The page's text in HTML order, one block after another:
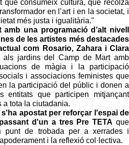
que consumeix cultura, que recolza
en l’art i en la societat, i
més justa i igualitària."
amb una programació d’alt nivell
de les artistes més destacades
com Rosario, Zahara i Clara
als jardins del Camp de Mart amb
de màgia i la participació
i associacions feministes que
la participació del públic i donen a
entitats que participen mitjançant
a tota la ciutadania.
apostat per reforçar l'espai de
d'un a tres Pre TETA que
punt de trobada per a xerrades i
i la reflexió col·lectiva.